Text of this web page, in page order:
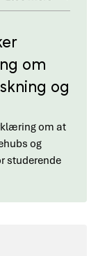
om
og
om at
og
studerende